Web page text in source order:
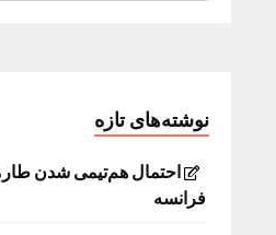
نوشته‌های تازه
احتمال هم‌تیمی شدن
فرانسه